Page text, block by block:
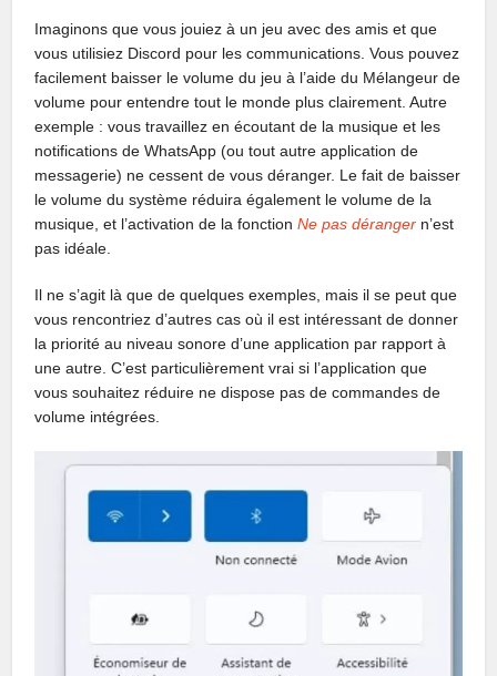
Imaginons que vous jouiez à un jeu avec des amis et que
vous utilisiez Discord pour les communications. Vous pouvez
facilement baisser le volume du jeu à l’aide du Mélangeur de
volume pour entendre tout le monde plus clairement. Autre
exemple : vous travaillez en écoutant de la musique et les
notifications de WhatsApp (ou tout autre application de
messagerie) ne cessent de vous déranger. Le fait de baisser
le volume du système réduira également le volume de la
musique, et l’activation de la fonctionNe pas déranger n’est
pas idéale.
Il ne s’agit là que de quelques exemples, mais il se peut que
vous rencontriez d’autres cas où il est intéressant de donner
la priorité au niveau sonore d’une application par rapport à
une autre. C’est particulièrement vrai si l’application que
vous souhaitez réduire ne dispose pas de commandes de
volume intégrées.